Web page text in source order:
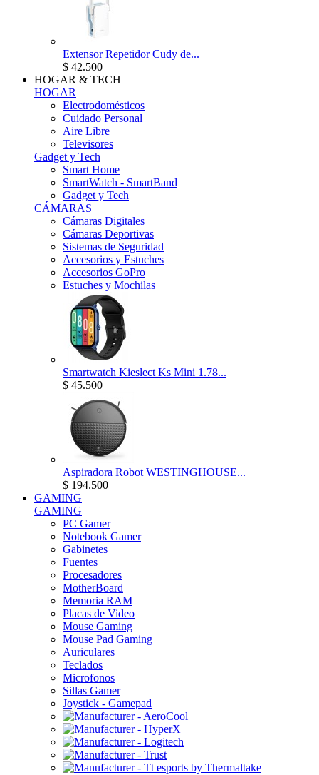
Extensor Repetidor Cudy de...
$ 42.500
HOGAR & TECH
HOGAR
Electrodomésticos
Cuidado Personal
Aire Libre
Televisores
Gadget y Tech
Smart Home
SmartWatch - SmartBand
Gadget y Tech
CÁMARAS
Cámaras Digitales
Cámaras Deportivas
Sistemas de Seguridad
Accesorios y Estuches
Accesorios GoPro
Estuches y Mochilas
Smartwatch Kieslect Ks Mini 1.78...
$ 45.500
Aspiradora Robot WESTINGHOUSE...
$ 194.500
GAMING
GAMING
PC Gamer
Notebook Gamer
Gabinetes
Fuentes
Procesadores
MotherBoard
Memoria RAM
Placas de Video
Mouse Gaming
Mouse Pad Gaming
Auriculares
Teclados
Microfonos
Sillas Gamer
Joystick - Gamepad